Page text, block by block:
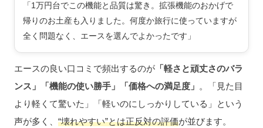
「1万円台でこの機能と品質は驚き。拡張機能のおかげで
帰りのお土産も入りました。何度か旅行に使っていますが
全く問題なく、エースを選んでよかったです」
エースの良い口コミで頻出するのが 「軽さと頑丈さのバラ
ンス」「機能の使い勝手」「価格への満足度」 。「見た目
より軽くて驚いた」「軽いのにしっかりしている」という
声が多く、 “壊れやすい”とは正反対の評価が並びます。